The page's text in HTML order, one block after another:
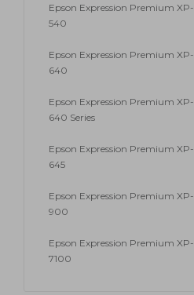
Epson Expression Premium XP-
540
Epson Expression Premium XP-
640
Epson Expression Premium XP-
640 Series
Epson Expression Premium XP-
645
Epson Expression Premium XP-
900
Epson Expression Premium XP-
7100